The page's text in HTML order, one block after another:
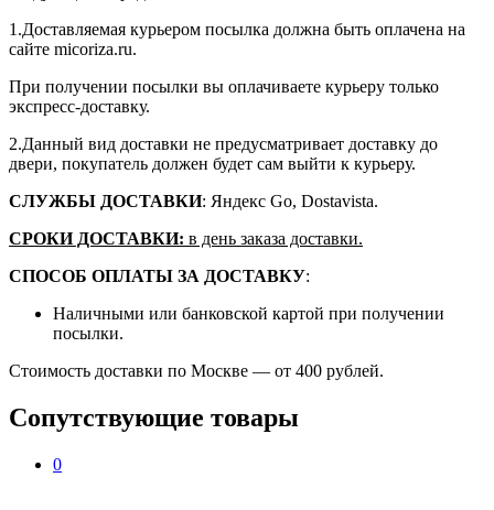
1.Доставляемая курьером посылка должна быть оплачена на
сайте micoriza.ru.
При получении посылки вы оплачиваете курьеру только
экспресс-доставку.
2.Данный вид доставки не предусматривает доставку до
двери, покупатель должен будет сам выйти к курьеру.
СЛУЖБЫ ДОСТАВКИ: Яндекс Go, Dostavista.
СРОКИ ДОСТАВКИ: в день заказа доставки.
СПОСОБ ОПЛАТЫ ЗА ДОСТАВКУ:
Наличными или банковской картой при получении
посылки.
Стоимость доставки по Москве — от 400 рублей.
Сопутствующие товары
0